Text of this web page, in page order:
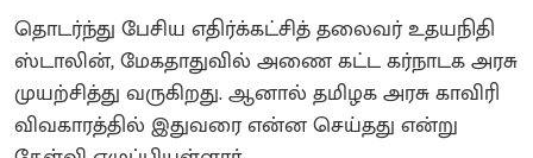
தொடர்ந்து பேசிய எதிர்க்கட்சித் தலைவர் உதயநிதி
ஸ்டாலின், மேகதாதுவில் அணை கட்ட கர்நாடக அரசு
முயற்சித்து வருகிறது. ஆனால் தமிழக அரசு காவிரி
விவகாரத்தில் இதுவரை என்ன செய்தது என்று